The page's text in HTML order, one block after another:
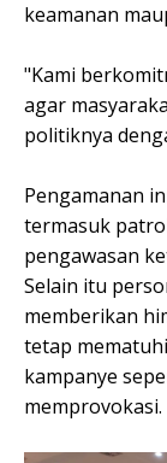
keamanan
"Kami
agar
politiknya
Pengamanan
termasuk
pengawasan
Selain itu
memberikan
tetap
kampanye
memprovokasi.